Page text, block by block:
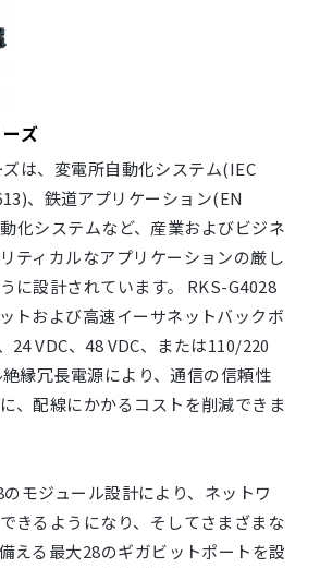
ズ
は、変電所自動化システム(IEC
、鉄道アプリケーション(EN
化システムなど、産業およびビジネ
ティカルなアプリケーションの厳し
に設計されています。 RKS-G4028
トおよび高速イーサネットバックボ
24 VDC、48 VDC、または110/220
縁冗長電源により、通信の信頼性
、配線にかかるコストを削減できま
モジュール設計により、ネットワ
きるようになり、そしてさまざまな
える最大28のギガビットポートを設